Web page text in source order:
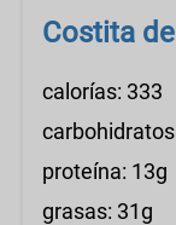
Costita
calorías: 333
proteína: 13g
grasas: 31g